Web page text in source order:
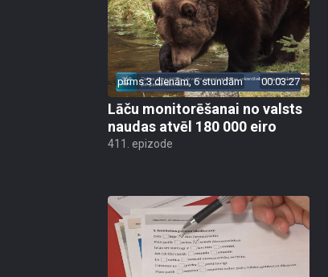
pirms 3 dienām, 6 stundām 00:03:27
Lāču monitorēšanai no valsts
naudas atvēl 180 000 eiro
411. epizode